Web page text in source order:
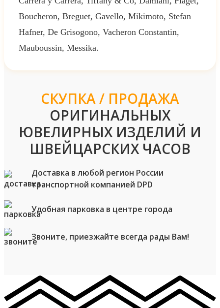
Boucheron, Breguet, Gavello, Mikimoto, Stefan
Hafner, De Grisogono, Vacheron Constantin,
Mauboussin, Messika.
СКУПКА / ПРОДАЖА
ОРИГИНАЛЬНЫХ
ЮВЕЛИРНЫХ ИЗДЕЛИЙ И
ШВЕЙЦАРСКИХ ЧАСОВ
Доставка в любой регион России
транспортной компанией DPD
Удобная парковка в центре города
Звоните, приезжайте всегда рады Вам!